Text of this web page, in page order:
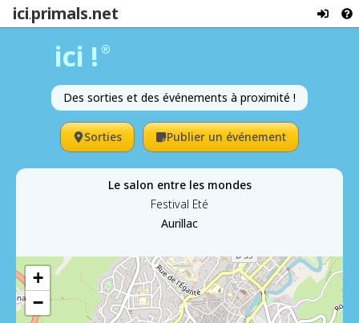
ici.primals.net
ici ! ®
Des sorties et des événements à proximité !
Sorties Publier un événement
Le salon entre les mondes
Festival Eté
Aurillac
+
−